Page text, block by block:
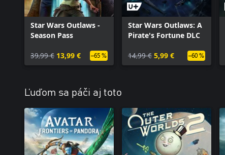
Star Wars Outlaws -
Season Pass
39,99 € 13,99 € –65 %
Star Wars Outlaws: A
Pirate's Fortune DLC
14,99 € 5,99 € –60 %
Ľuďom sa páči aj toto